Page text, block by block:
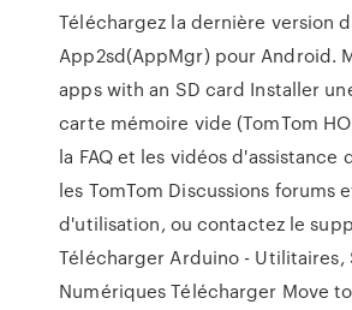
Téléchargez la dernière version
App2sd(AppMgr) pour Android.
apps with an SD card Installer
carte mémoire vide (TomTom
la FAQ et les vidéos d'assistance
les TomTom Discussions forums
d'utilisation, ou contactez le
Télécharger Arduino - Utilitaires,
Numériques Télécharger Move